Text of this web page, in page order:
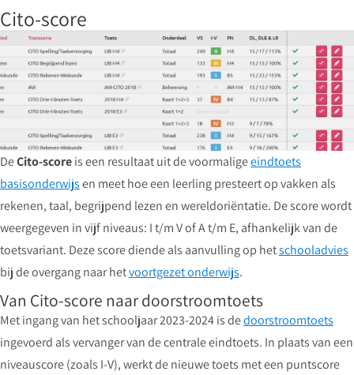
Cito-score
DeCito-scoreis een resultaat uit de voormaligeeindtoets
basisonderwijsen meet hoe een leerling presteert op vakken als
rekenen, taal, begrijpend lezen en wereldoriëntatie. De score wordt
weergegeven in vijf niveaus: I t/m V of A t/m E, afhankelijk van de
toetsvariant. Deze score diende als aanvulling op hetschooladvies
bij de overgang naar hetvoortgezet onderwijs.
Van Cito-score naar doorstroomtoets
Met ingang van het schooljaar 2023-2024 is dedoorstroomtoets
ingevoerd als vervanger van de centrale eindtoets. In plaats van een
niveauscore (zoals I-V), werkt de nieuwe toets met een puntscore